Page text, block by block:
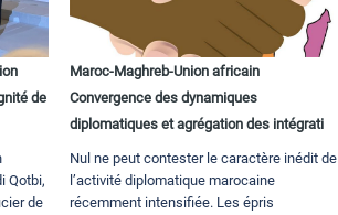
de
Qotbi,
de
Maroc-Maghreb-Union africain
Convergence des dynamiques
diplomatiques et agrégation des intégrati
Nul ne peut contester le caractère inédit de
l’activité diplomatique marocaine
récemment intensifiée. Les épris